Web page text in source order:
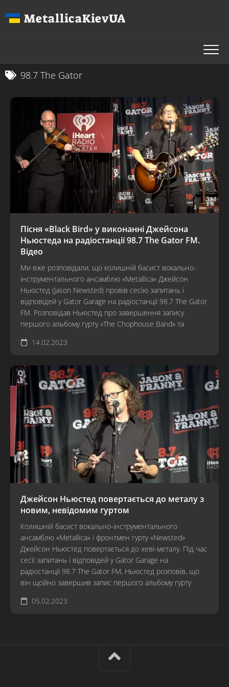
до
MetallicaKievUA
98.7 The Gator
Пісня «Black Bird» у виконанні Джейсона
Ньюстеда на радіостанції 98.7 The Gator FM.
Відео
Ми вже розповідали, що колишній басист вокально-
інструментального ансамблю «Metallica» Джейсон
Ньюстед (Jason Newsted) провів сесію запитань і
відповідей у Gator Garage на радіостанції 98.7 The Gator
FM. Розповідав Ньюстед про завершення запису
першого альбому гурту «The Chophouse Band» та
14.02.2023
Джейсон Ньюстед повертається до металу з
новим, невідомим гуртом
Колишній басист вокально-інструментального
ансамблю «Metallica» і фронтмен гурту «Newsted»
Джейсон Ньюстед повертається до хеві-металу. Під час
сесії запитань і відповідей у Gator Garage на
радіостанції 98.7 The Gator FM, Ньюстед розповів, що
він щойно завершив запис першого альбому гурту
05.02.2023